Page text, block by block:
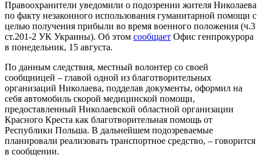
Правоохранители уведомили о подозрении жителя Николаева
по факту незаконного использования гуманитарной помощи с
целью получения прибыли во время военного положения (ч.3
ст.201-2 УК Украины). Об этом сообщает Офис генпрокурора
в понедельник, 15 августа.
По данным следствия, местный волонтер со своей
сообщницей – главой одной из благотворительных
организаций Николаева, подделав документы, оформил на
себя автомобиль скорой медицинской помощи,
предоставленный Николаевской областной организации
Красного Креста как благотворительная помощь от
Республики Польша. В дальнейшем подозреваемые
планировали реализовать транспортное средство, – говорится
в сообщении.